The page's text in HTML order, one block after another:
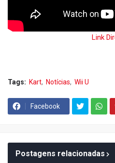
Link
Tags: Kart Notícias Wii U
Facebook
Postagens relacionadas